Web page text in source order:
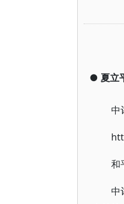
● 夏立
中
和
中